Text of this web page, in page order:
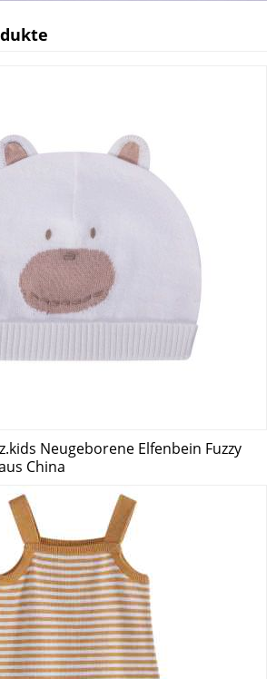
Neugeborene Elfenbein Fuzzy
China